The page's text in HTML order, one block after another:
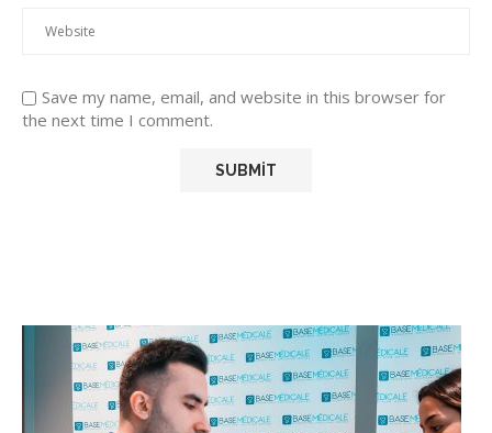
Save my name, email, and website in this browser for
the next time I comment.